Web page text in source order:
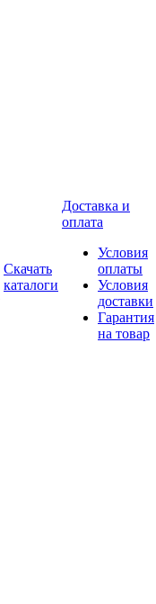
Скачать
каталоги
Доставка и
оплата
Условия
оплаты
Условия
доставки
Гарантия
на товар